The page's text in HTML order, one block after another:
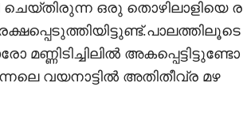
ഒരു തൊഴിലാളിയെ ര
അകപ്പെട്ടിട്ടുണ്ടോ
വയനാട്ടിൽ അതിതീവ്ര മഴ